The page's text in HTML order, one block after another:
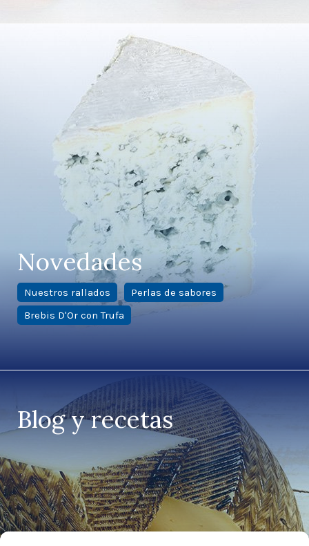
Novedades
Nuestros rallados
Perlas de sabores
Brebis D'Or con Trufa
Blog y recetas